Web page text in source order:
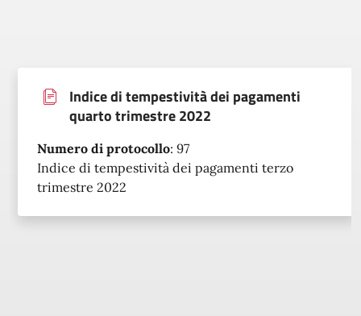
Indice di tempestività dei pagamenti
quarto trimestre 2022
Numero di protocollo: 97
Indice di tempestività dei pagamenti terzo
trimestre 2022